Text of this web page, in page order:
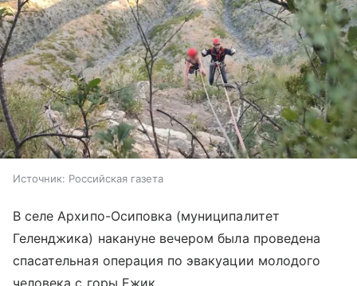
Источник: Российская газета
В селе Архипо-Осиповка (муниципалитет
Геленджика) накануне вечером была проведена
спасательная операция по эвакуации молодого
человека с горы Ежик.